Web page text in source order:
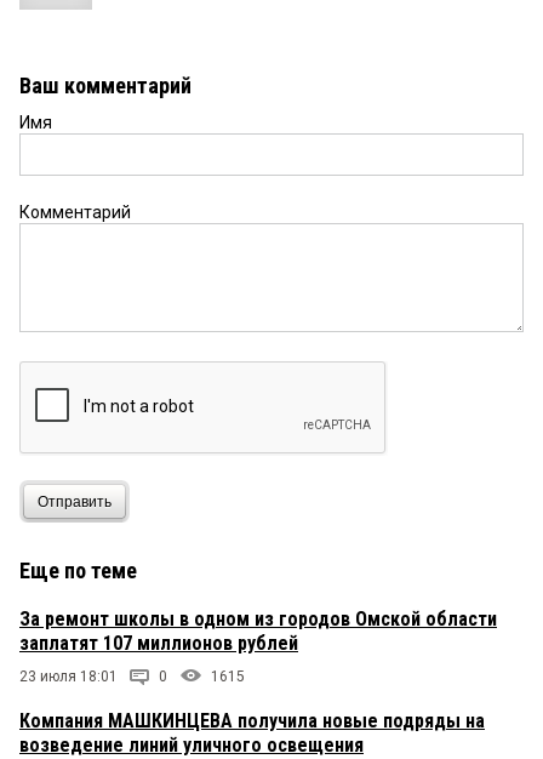
Ваш комментарий
Имя
Комментарий
Отправить
Еще по теме
За ремонт школы в одном из городов Омской области
заплатят 107 миллионов рублей
23 июля 18:01 0 1615
Компания МАШКИНЦЕВА получила новые подряды на
возведение линий уличного освещения